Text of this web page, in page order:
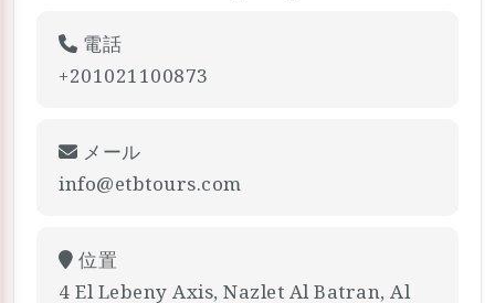
電話
+201021100873
メール
info@etbtours.com
位置
4 El Lebeny Axis, Nazlet Al Batran, Al